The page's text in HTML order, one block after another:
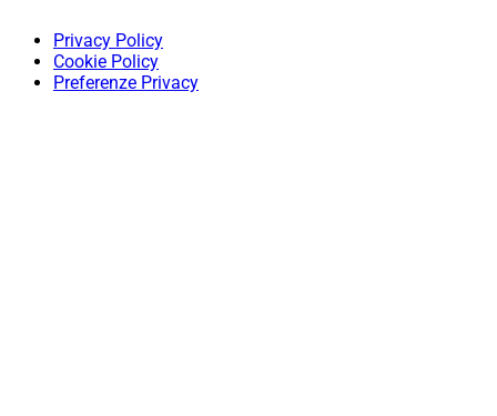
Privacy Policy
Cookie Policy
Preferenze Privacy